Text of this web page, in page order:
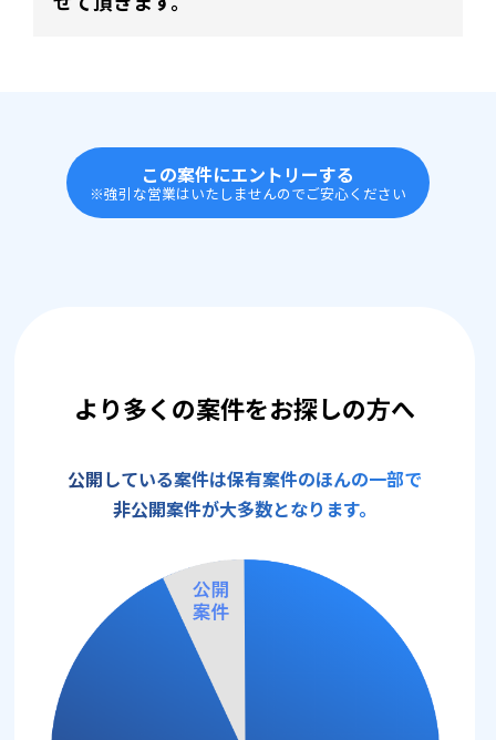
この案件にエントリーする
※強引な営業はいたしませんのでご安心ください
より多くの案件をお探しの方へ
公開している案件は保有案件のほんの一部で
非公開案件が大多数となります。